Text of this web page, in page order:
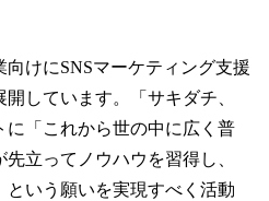
けにSNSマーケティング支援
しています。「サキダチ、
に「これから世の中に広く普
立ってノウハウを習得し、
いう願いを実現すべく活動